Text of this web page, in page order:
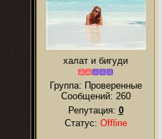
халат и бигуди
Группа: Проверенные
Сообщений: 260
Репутация: 0
Статус: Offline